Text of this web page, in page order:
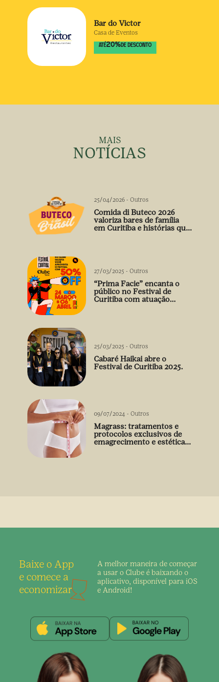
Bar do Victor
Casa de Eventos
ATÉ20% DE DESCONTO
MAIS
NOTÍCIAS
25/04/2026 - Outros
Comida di Buteco 2026
valoriza bares de família
em Curitiba e histórias que
27/03/2025 - Outros
“Prima Facie” encanta o
público no Festival de
Curitiba com atuação
25/03/2025 - Outros
Cabaré Haikai abre o
Festival de Curitiba 2025.
09/07/2024 - Outros
Magrass: tratamentos e
protocolos exclusivos de
emagrecimento e estética
Baixe o App
e comece a
economizar
A melhor maneira de começar
a usar o Clube é baixando o
aplicativo, disponível para iOS
e Android!